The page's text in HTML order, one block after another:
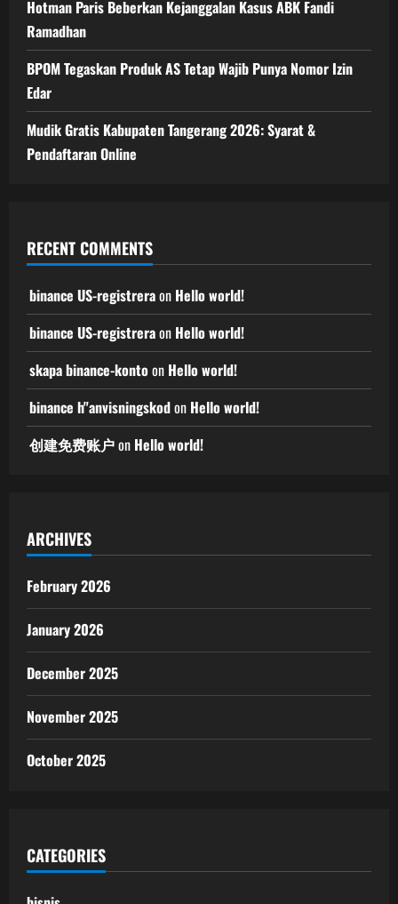
Hotman Paris Beberkan Kejanggalan Kasus ABK Fandi
Ramadhan
BPOM Tegaskan Produk AS Tetap Wajib Punya Nomor Izin
Edar
Mudik Gratis Kabupaten Tangerang 2026: Syarat &
Pendaftaran Online
RECENT COMMENTS
binance US-registreraon Hello world!
binance US-registreraon Hello world!
skapa binance-kontoon Hello world!
binance h"anvisningskodon Hello world!
创建免费账户on Hello world!
ARCHIVES
February 2026
January 2026
December 2025
November 2025
October 2025
CATEGORIES